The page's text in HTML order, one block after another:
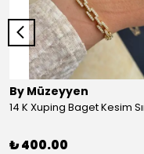
By Müzeyyen
₺ 400.00